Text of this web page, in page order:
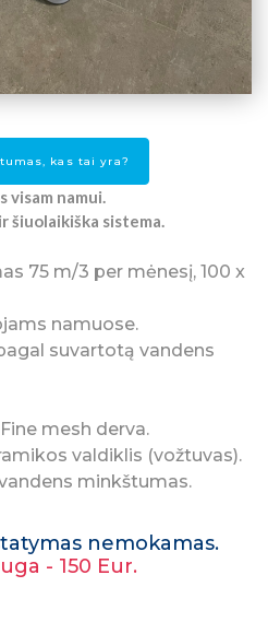
kas tai yra?
visam namui.
šiuolaikiška sistema.
75 m/3 per mėnesį, 100 x
namuose.
suvartotą vandens
mesh derva.
valdiklis (vožtuvas).
minkštumas.
nemokamas.
- 150 Eur.